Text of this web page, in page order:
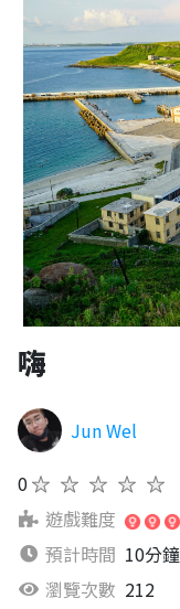
嗨
Jun Wel
0★★★★★
遊戲難度
預計時間 10分鐘
瀏覽次數 212